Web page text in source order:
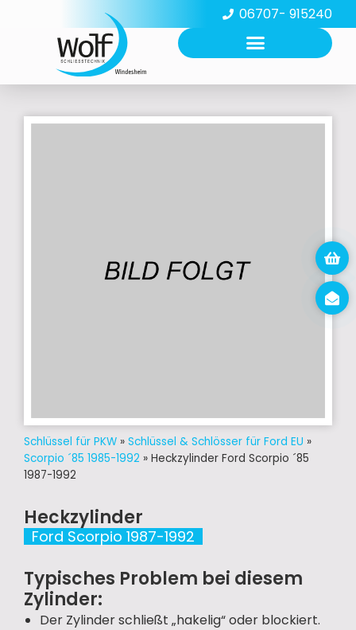
06707- 915240
Schlüssel für PKW » Schlüssel & Schlösser für Ford EU »
Scorpio ´85 1985-1992 » Heckzylinder Ford Scorpio ´85
1987-1992
Heckzylinder
Ford Scorpio 1987-1992
Typisches Problem bei diesem
Zylinder:
Der Zylinder schließt „hakelig“ oder blockiert.